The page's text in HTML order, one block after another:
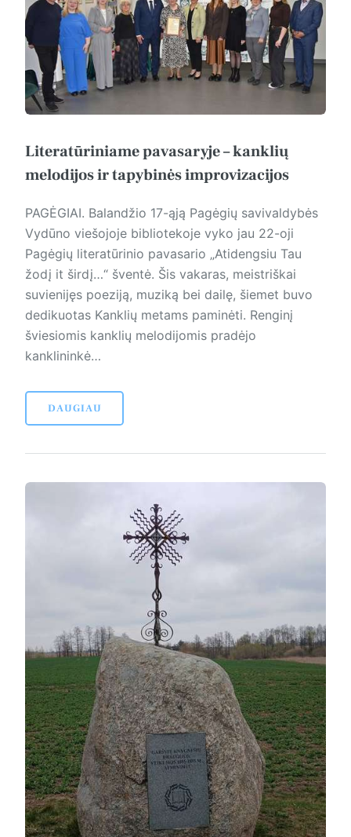
Literatūriniame pavasaryje – kanklių
melodijos ir tapybinės improvizacijos
PAGĖGIAI. Balandžio 17-ąją Pagėgių savivaldybės
Vydūno viešojoje bibliotekoje vyko jau 22-oji
Pagėgių literatūrinio pavasario „Atidengsiu Tau
žodį it širdį…“ šventė. Šis vakaras, meistriškai
suvienijęs poeziją, muziką bei dailę, šiemet buvo
dedikuotas Kanklių metams paminėti. Renginį
šviesiomis kanklių melodijomis pradėjo
kanklininkė…
DAUGIAU